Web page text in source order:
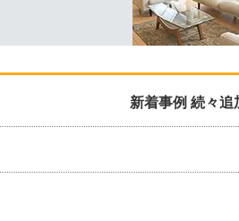
新着事例 続々追